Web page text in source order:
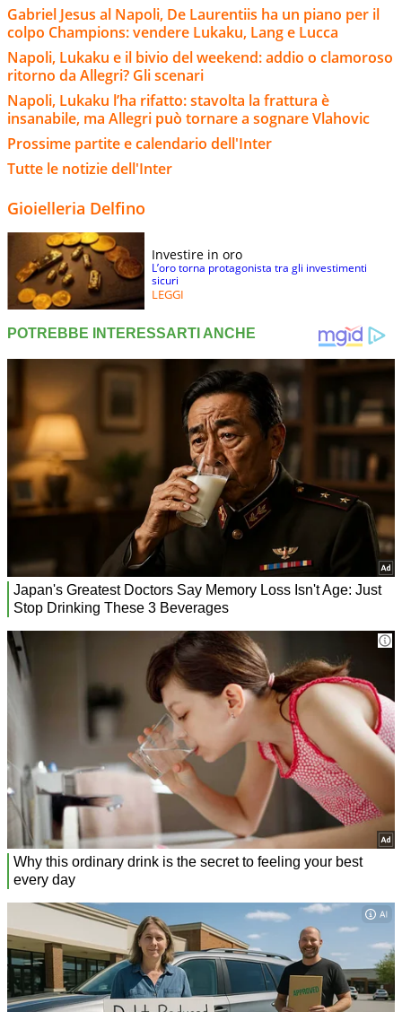
Gabriel Jesus al Napoli, De Laurentiis ha un piano per il
colpo Champions: vendere Lukaku, Lang e Lucca
Napoli, Lukaku e il bivio del weekend: addio o clamoroso
ritorno da Allegri? Gli scenari
Napoli, Lukaku l’ha rifatto: stavolta la frattura è
insanabile, ma Allegri può tornare a sognare Vlahovic
Prossime partite e calendario dell'Inter
Tutte le notizie dell'Inter
Gioielleria Delfino
Investire in oro
L’oro torna protagonista tra gli investimenti
sicuri
LEGGI